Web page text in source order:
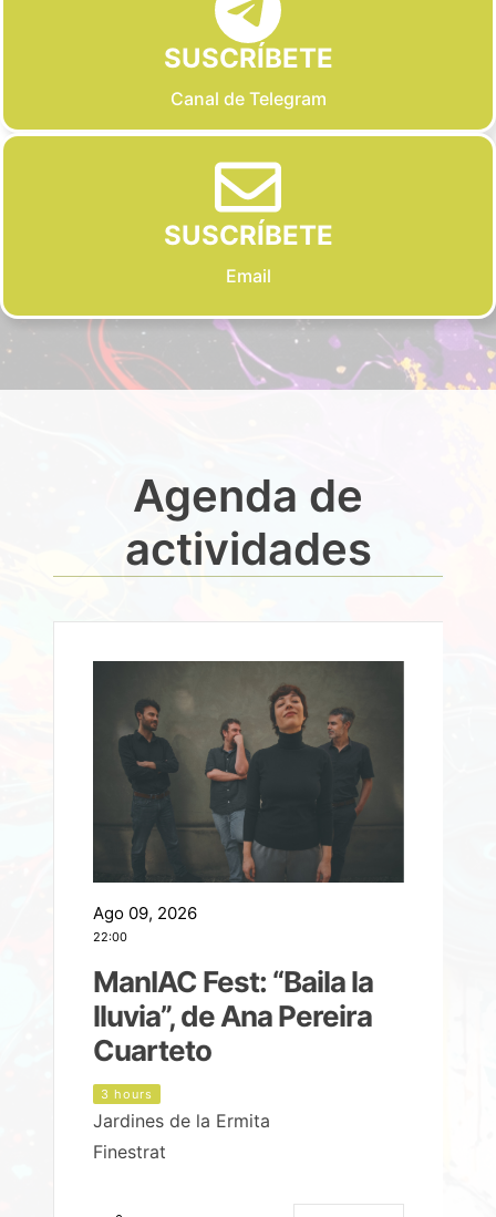
SUSCRÍBETE
Canal de Telegram
SUSCRÍBETE
Email
Agenda de
actividades
Ago 09, 2026
22:00
ManIAC Fest: “Baila la
lluvia”, de Ana Pereira
Cuarteto
3 hours
Jardines de la Ermita
Finestrat